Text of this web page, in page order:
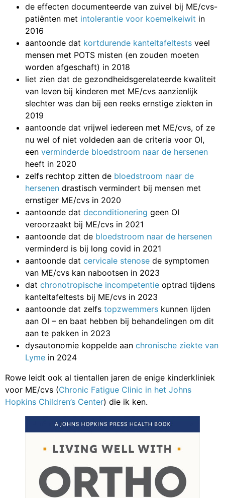
de effecten documenteerde van zuivel bij ME/cvs-
patiënten met intolerantie voor koemelkeiwit in
2016
aantoonde dat kortdurende kanteltafeltests veel
mensen met POTS misten (en zouden moeten
worden afgeschaft) in 2018
liet zien dat de gezondheidsgerelateerde kwaliteit
van leven bij kinderen met ME/cvs aanzienlijk
slechter was dan bij een reeks ernstige ziekten in
2019
aantoonde dat vrijwel iedereen met ME/cvs, of ze
nu wel of niet voldeden aan de criteria voor OI,
een verminderde bloedstroom naar de hersenen
heeft in 2020
zelfs rechtop zitten de bloedstroom naar de
hersenen drastisch vermindert bij mensen met
ernstiger ME/cvs in 2020
aantoonde dat deconditionering geen OI
veroorzaakt bij ME/cvs in 2021
aantoonde dat de bloedstroom naar de hersenen
verminderd is bij long covid in 2021
aantoonde dat cervicale stenose de symptomen
van ME/cvs kan nabootsen in 2023
dat chronotropische incompetentie optrad tijdens
kanteltafeltests bij ME/cvs in 2023
aantoonde dat zelfs topzwemmers kunnen lijden
aan OI – en baat hebben bij behandelingen om dit
aan te pakken in 2023
dysautonomie koppelde aan chronische ziekte van
Lyme in 2024
Rowe leidt ook al tientallen jaren de enige kinderkliniek
voor ME/cvs (Chronic Fatigue Clinic in het Johns
Hopkins Children’s Center) die ik ken.